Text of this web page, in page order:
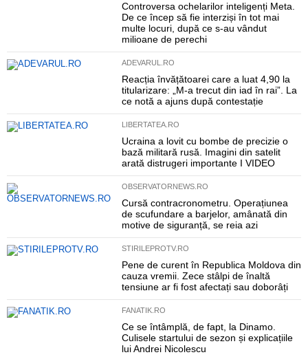
Controversa ochelarilor inteligenți Meta.
De ce încep să fie interziși în tot mai
multe locuri, după ce s-au vândut
milioane de perechi
ADEVARUL.RO
Reacția învățătoarei care a luat 4,90 la
titularizare: „M-a trecut din iad în rai”. La
ce notă a ajuns după contestație
LIBERTATEA.RO
Ucraina a lovit cu bombe de precizie o
bază militară rusă. Imagini din satelit
arată distrugeri importante I VIDEO
OBSERVATORNEWS.RO
Cursă contracronometru. Operațiunea
de scufundare a barjelor, amânată din
motive de siguranță, se reia azi
STIRILEPROTV.RO
Pene de curent în Republica Moldova din
cauza vremii. Zece stâlpi de înaltă
tensiune ar fi fost afectați sau doborâți
FANATIK.RO
Ce se întâmplă, de fapt, la Dinamo.
Culisele startului de sezon și explicațiile
lui Andrei Nicolescu